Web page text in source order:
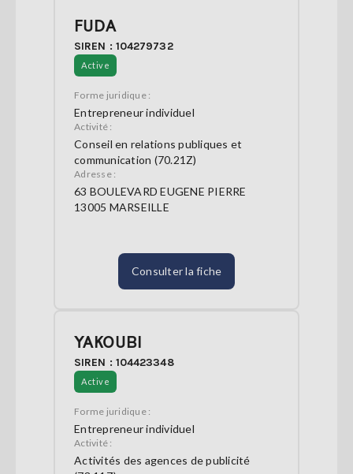
FUDA
SIREN : 104279732
Active
Forme juridique :
Entrepreneur individuel
Activité :
Conseil en relations publiques et
communication (70.21Z)
Adresse :
63 BOULEVARD EUGENE PIERRE
13005 MARSEILLE
Consulter la fiche
YAKOUBI
SIREN : 104423348
Active
Forme juridique :
Entrepreneur individuel
Activité :
Activités des agences de publicité